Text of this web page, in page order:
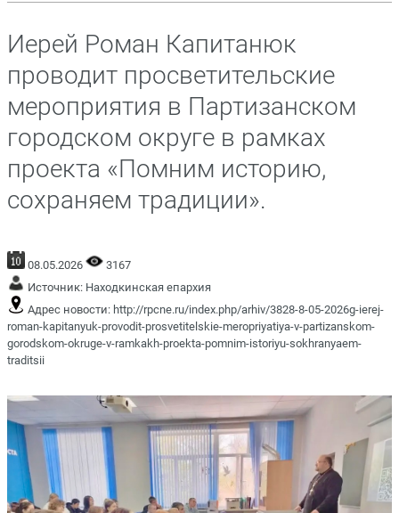
Иерей Роман Капитанюк
проводит просветительские
мероприятия в Партизанском
городском округе в рамках
проекта «Помним историю,
сохраняем традиции».
08.05.2026
3167
Источник: Находкинская епархия
Адрес новости: http://rpcne.ru/index.php/arhiv/3828-8-05-2026g-ierej-
roman-kapitanyuk-provodit-prosvetitelskie-meropriyatiya-v-partizanskom-
gorodskom-okruge-v-ramkakh-proekta-pomnim-istoriyu-sokhranyaem-
traditsii